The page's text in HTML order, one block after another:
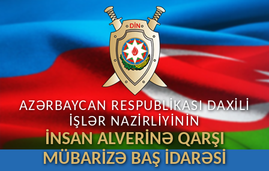
AZƏRBAYCAN RESPUBLİKASI DAXİLİ
İŞLƏR NAZİRLİYİNİN
İNSAN ALVERİNƏ QARŞI
MÜBARİZƏ BAŞ İDARƏSİ